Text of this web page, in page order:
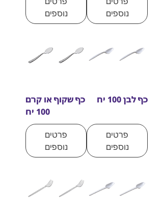
נוספים
נוספים
כף לבן 100 יח
פרטים
נוספים
כף שקוף או קרם
100 יח
פרטים
נוספים